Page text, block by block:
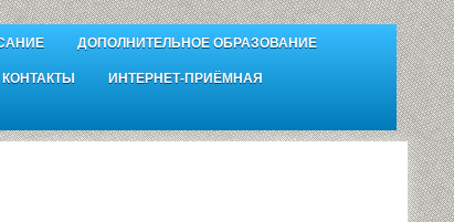
ДОПОЛНИТЕЛЬНОЕ ОБРАЗОВАНИЕ
КОНТАКТЫ ИНТЕРНЕТ-ПРИЁМНАЯ